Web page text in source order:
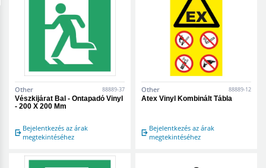
Other 88889-37
Vészkijárat Bal - Öntapadó Vinyl
- 200 X 200 Mm
Bejelentkezés az árak
megtekintéséhez
Other 88889-12
Atex Vinyl Kombinált Tábla
Bejelentkezés az árak
megtekintéséhez